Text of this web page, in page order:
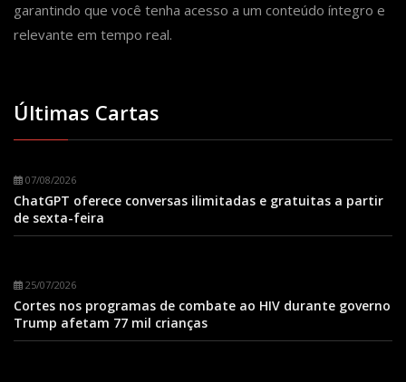
garantindo que você tenha acesso a um conteúdo íntegro e
relevante em tempo real.
Últimas Cartas
07/08/2026
ChatGPT oferece conversas ilimitadas e gratuitas a partir
de sexta-feira
25/07/2026
Cortes nos programas de combate ao HIV durante governo
Trump afetam 77 mil crianças